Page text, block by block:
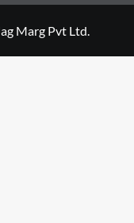
Marg Pvt Ltd.